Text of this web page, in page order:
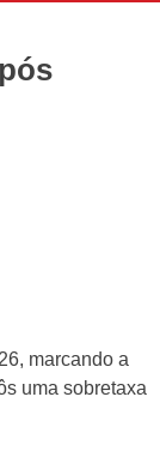
marcando a
uma sobretaxa